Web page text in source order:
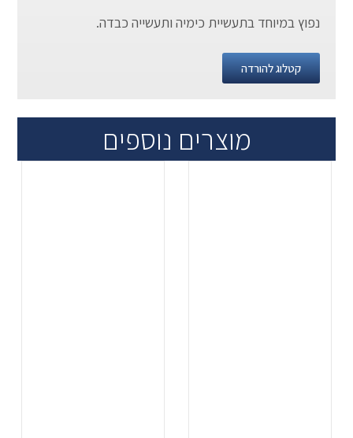
נפוץ במיוחד בתעשיית כימיה ותעשייה כבדה.
קטלוג להורדה
מוצרים נוספים